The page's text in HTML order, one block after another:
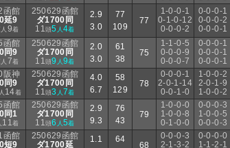
函館
延9
人 9着
250629函館
ダ1700同
11頭5 人4着
2.9
3.0
77
109
77
1-0-0-1
0-1-0-12
0-0-0-2
0-0-0-1
0-0-0-2
0-0-0-1
函館
同9
人 7着
250629函館
ダ1700同
11頭9 人9着
2.0
3.0
61
38
75
1-1-0-5
0-0-0-9
0-0-0-7
0-0-0-1
0-0-0-1
0-0-0-1
阪神
同9
人 14着
250629函館
ダ1700同
11頭3 人7着
4.0
6.7
58
129
78
0-0-0-1
2-0-1-14
0-0-1-0
1-0-0-2
2-0-1-9
1-0-0-2
函館
同1
11着
250629函館
ダ1700同
11頭6 人5着
2.9
9.3
76
43
79
1-0-0-0
1-0-0-8
0-1-0-0
0-0-0-3
1-0-0-5
0-0-0-3
函館
短9
250629函館
ダ1700延
1.1
64
68
0-0-0-3
2-1-3-2
0-0-0-0
1-1-2-1